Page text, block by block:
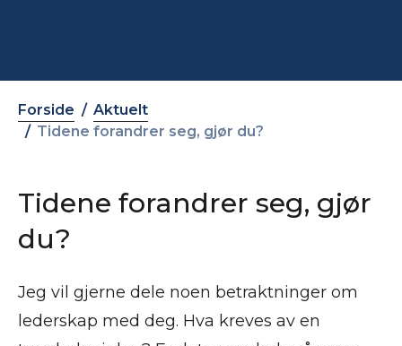
Forside
Aktuelt
Tidene forandrer seg, gjør du?
Tidene forandrer seg, gjør
du?
Jeg vil gjerne dele noen betraktninger om
lederskap med deg. Hva kreves av en